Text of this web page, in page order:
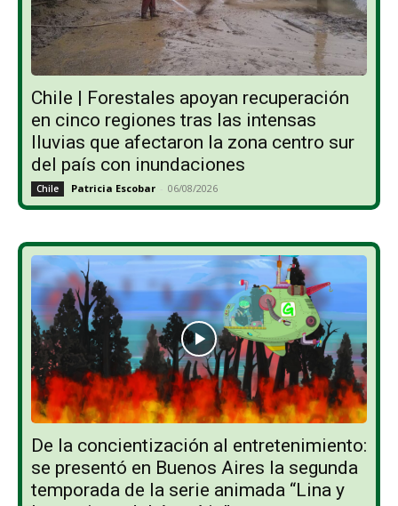
Chile | Forestales apoyan recuperación
en cinco regiones tras las intensas
lluvias que afectaron la zona centro sur
del país con inundaciones
Chile Patricia Escobar - 06/08/2026
De la concientización al entretenimiento:
se presentó en Buenos Aires la segunda
temporada de la serie animada “Lina y